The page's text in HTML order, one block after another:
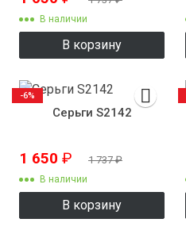
В наличии
В корзину
Серьги S2142
1 650 ₽ 1 737₽
В наличии
В корзину
-6%